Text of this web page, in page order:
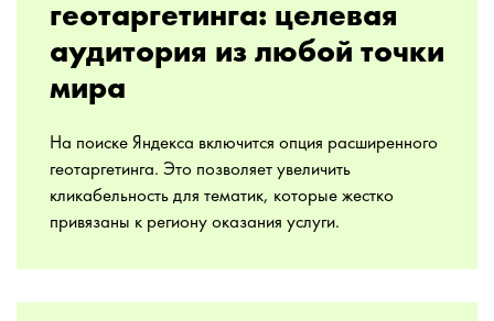
геотаргетинга: целевая
аудитория из любой точки
мира
На поиске Яндекса включится опция расширенного
геотаргетинга. Это позволяет увеличить
кликабельность для тематик, которые жестко
привязаны к региону оказания услуги.